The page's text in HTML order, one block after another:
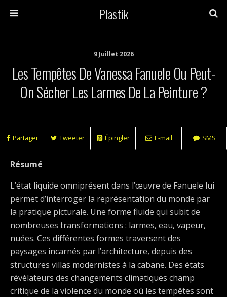
Plastik
9 Juillet 2026
Les Tempêtes De Vanessa Fanuele Ou Peut-
On Sécher Les Larmes De La Peinture ?
Partager Tweeter Épingler E-mail SMS
Résumé
L’état liquide omniprésent dans l’œuvre de Fanuele lui
permet d’interroger la représentation du monde par
la pratique picturale. Une forme fluide qui subit de
nombreuses transformations : larmes, eau, vapeur,
nuées. Ces différentes formes traversent des
paysages incarnés par l’architecture, depuis des
structures villas modernistes à la cabane. Des états
révélateurs des changements climatiques champ
critique de la violence du monde où les tempêtes sont